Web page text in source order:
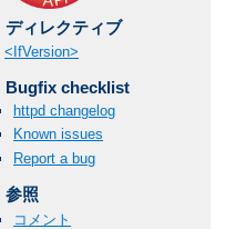
ディレクティブ
<IfVersion>
Bugfix checklist
httpd changelog
Known issues
Report a bug
参照
コメント